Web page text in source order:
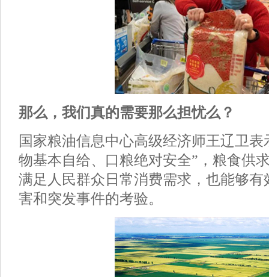
那么，我们真的需要那么担忧么？
国家粮油信息中心高级经济师王辽卫表
物基本自给、口粮绝对安全”，粮食供
满足人民群众日常消费需求，也能够有
害和突发事件的考验。